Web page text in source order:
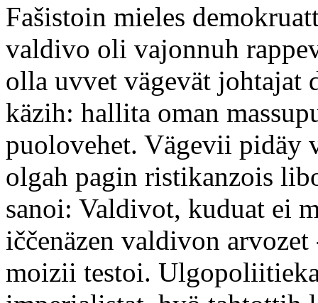
Fašistoin mieles
valdivo oli vajonnuh
olla uvvet vägevät johtajat
käzih: hallita oman
puolovehet. Vägevii pidäy
olgah pagin ristikanzois
sanoi: Valdivot, kuduat ei
iččenäzen valdivon
moizii testoi.